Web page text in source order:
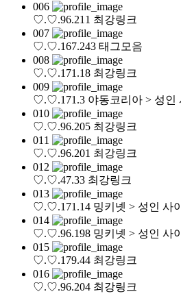
006
♡.♡.96.211 최강링크
007
♡.♡.167.243 태그모음
008
♡.♡.171.18 최강링크
009
♡.♡.171.3 야동코리아 > 성인
010
♡.♡.96.205 최강링크
011
♡.♡.96.201 최강링크
012
♡.♡.47.33 최강링크
013
♡.♡.171.14 밍키넷 > 성인 사
014
♡.♡.96.198 밍키넷 > 성인 사
015
♡.♡.179.44 최강링크
016
♡.♡.96.204 최강링크